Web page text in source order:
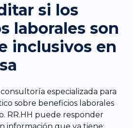
si los
laborales son
inclusivos en
especializada para
sobre beneficios laborales
RR.HH puede responder